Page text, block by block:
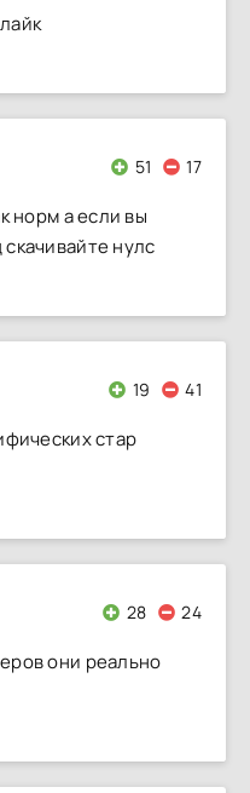
51 17
норм а если вы
нулс
19 41
стар
28 24
они реально